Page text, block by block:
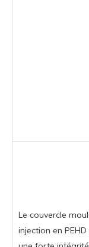
Le couvercle
injection en